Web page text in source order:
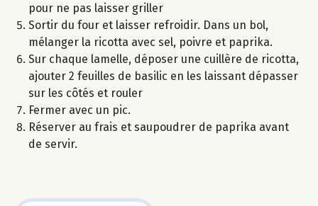
pour ne pas laisser griller
Sortir du four et laisser refroidir. Dans un bol,
mélanger la ricotta avec sel, poivre et paprika.
Sur chaque lamelle, déposer une cuillère de ricotta,
ajouter 2 feuilles de basilic en les laissant dépasser
sur les côtés et rouler
Fermer avec un pic.
Réserver au frais et saupoudrer de paprika avant
de servir.